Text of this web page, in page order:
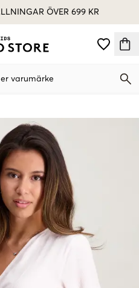
ÖVER 699 KR
varumärke